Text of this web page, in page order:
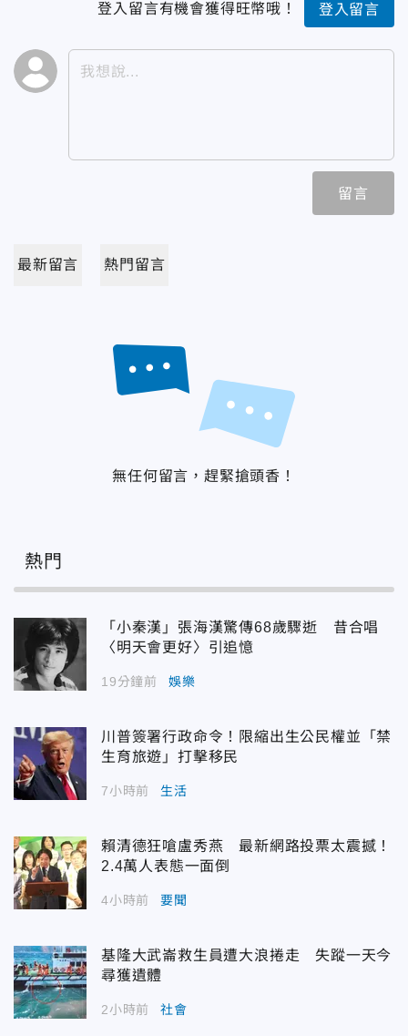
登入留言有機會獲得旺幣哦！ 登入留言
留言
最新留言 熱門留言
無任何留言，趕緊搶頭香！
熱門
「小秦漢」張海漢驚傳68歲驟逝 昔合唱
〈明天會更好〉引追憶
19分鐘前 娛樂
川普簽署行政命令！限縮出生公民權並「禁
生育旅遊」打擊移民
7小時前 生活
賴清德狂嗆盧秀燕 最新網路投票太震撼！
2.4萬人表態一面倒
4小時前 要聞
基隆大武崙救生員遭大浪捲走 失蹤一天今
尋獲遺體
2小時前 社會